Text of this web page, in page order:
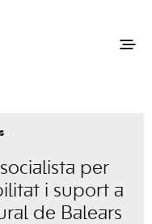
per
i suport a
de Balears